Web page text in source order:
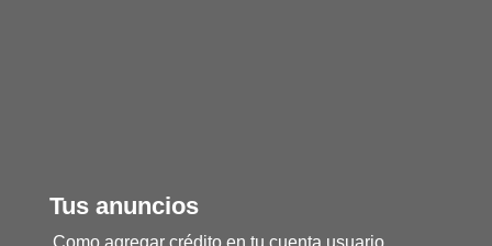
Tus anuncios
Como agregar crédito en tu cuenta usuario